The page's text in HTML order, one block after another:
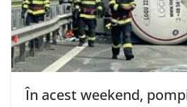
În acest weekend,